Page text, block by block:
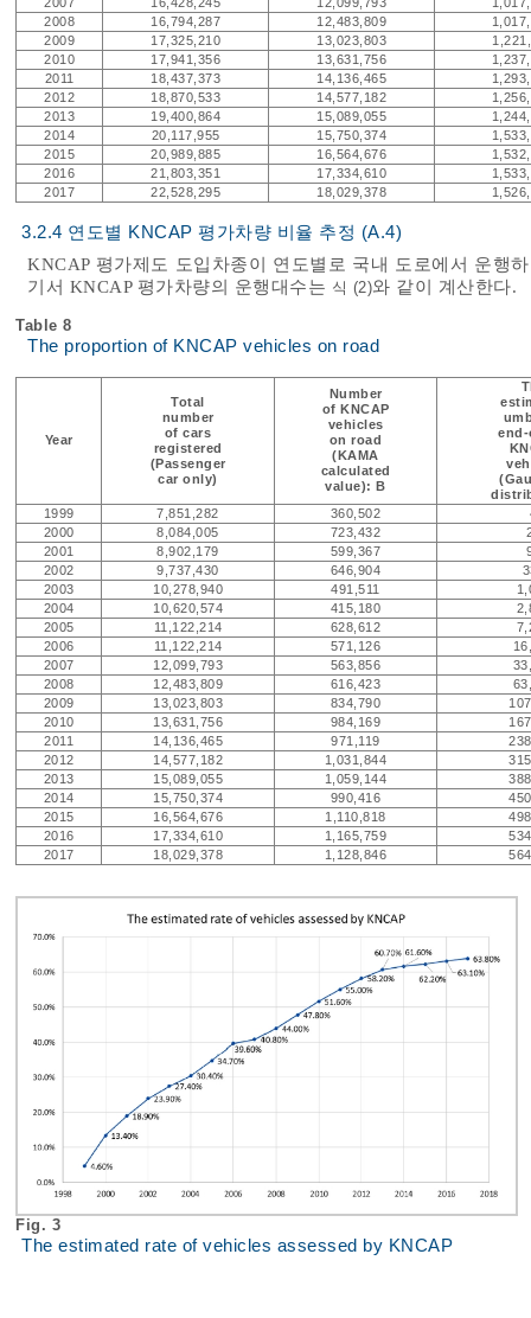
2008
16,794,287 12,483,809
2009
17,325,210 13,023,803
2010
17,941,356 13,631,756
2011
18,437,373 14,136,465
2012
18,870,533 14,577,182
2013
19,400,864 15,089,055
2014
20,117,955 15,750,374
2015
20,989,885 16,564,676
2016
21,803,351 17,334,610
2017
22,528,295 18,029,378
3.2.4 연도별 KNCAP 평가차량 비율 추정 (A.4)
KNCAP 평가제도 도입차종이 연도별로 국내 도로에서 운행
기서 KNCAP 평가차량의 운행대수는 식 (2)와 같이 계산한다.
Table 8
The proportion of KNCAP vehicles on road
Year
Total
number
of cars
registered
(Passenger
car only)
Number
of KNCAP
vehicles
on road
(KAMA
calculated
value): B
1999
7,851,282 360,502
2000
8,084,005 723,432
2001
8,902,179 599,367
2002
9,737,430 646,904
2003
10,278,940 491,511
2004
10,620,574 415,180
2005
11,122,214 628,612
2006
11,122,214 571,126
2007
12,099,793 563,856
2008
12,483,809 616,423
2009
13,023,803 834,790
2010
13,631,756 984,169
2011
14,136,465 971,119
2012
14,577,182 1,031,844
2013
15,089,055 1,059,144
2014
15,750,374 990,416
2015
16,564,676 1,110,818
2016
17,334,610 1,165,759
2017
18,029,378 1,128,846
Fig. 3
The estimated rate of vehicles assessed by KNCAP